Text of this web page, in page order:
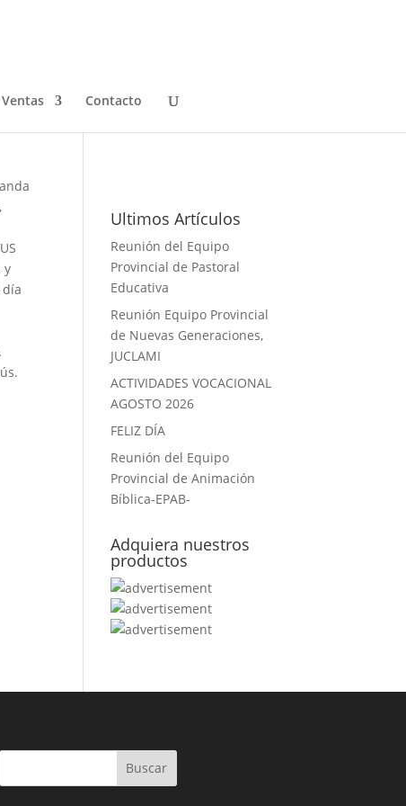
Ventas Contacto
y
Ultimos Artículos
Reunión del Equipo
Provincial de Pastoral
Educativa
Reunión Equipo Provincial
de Nuevas Generaciones,
JUCLAMI
ACTIVIDADES VOCACIONAL
AGOSTO 2026
FELIZ DÍA
Reunión del Equipo
Provincial de Animación
Bíblica-EPAB-
Adquiera nuestros
productos